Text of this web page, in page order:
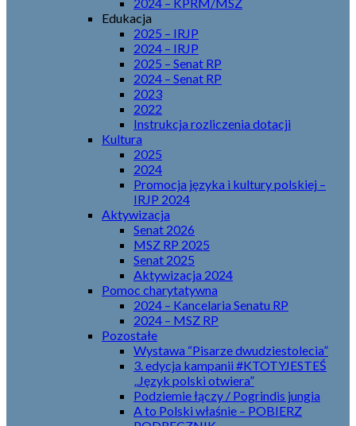
Edukacja
2025 – IRJP
2024 – IRJP
2025 – Senat RP
2024 – Senat RP
2023
2022
Instrukcja rozliczenia dotacji
Kultura
2025
2024
Promocja języka i kultury polskiej –
IRJP 2024
Aktywizacja
Senat 2026
MSZ RP 2025
Senat 2025
Aktywizacja 2024
Pomoc charytatywna
2024 – Kancelaria Senatu RP
2024 – MSZ RP
Pozostałe
Wystawa “Pisarze dwudziestolecia”
3. edycja kampanii #KTOTYJESTEŚ
„Język polski otwiera”
Podziemie łączy / Pogrindis jungia
A to Polski właśnie – POBIERZ